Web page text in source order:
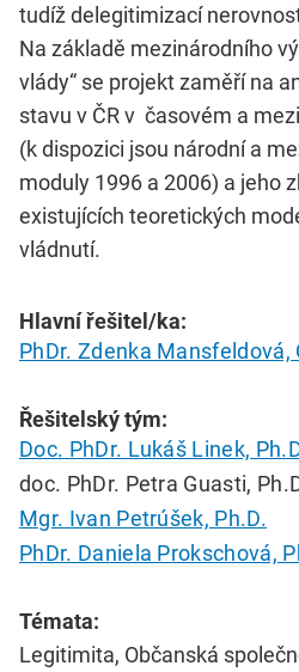
tudíž delegitimizací
Na základě mezinárodního
vlády“ se projekt zaměří na
stavu v ČR v časovém a
(k dispozici jsou národní a
moduly 1996 a 2006) a jeho
existujících teoretických
vládnutí.
Hlavní řešitel/ka:
PhDr. Zdenka Mansfeldová,
Řešitelský tým:
Doc. PhDr. Lukáš Linek,
doc. PhDr. Petra Guasti,
Mgr. Ivan Petrúšek, Ph.D.
PhDr. Daniela Prokschová,
Témata:
Legitimita, Občanská